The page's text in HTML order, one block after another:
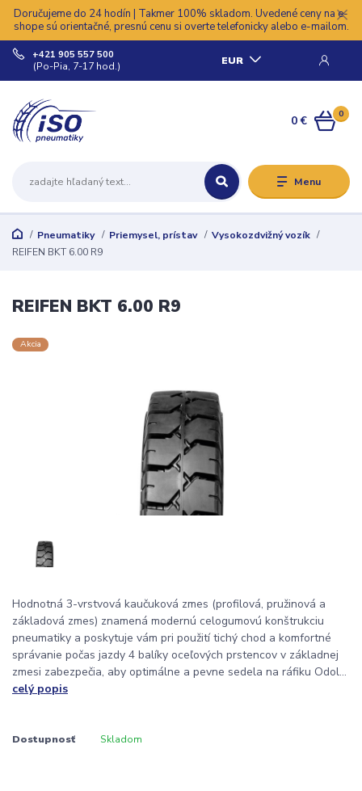
Doručujeme do 24 hodín | Takmer 100% skladom. Uvedené ceny na e-
shope sú orientačné, presnú cenu si overte telefonicky alebo e-mailom.
Menu
EUR
+421 905 557 500
(Po-Pia, 7-17 hod.)
0
0 €
Pneumatiky Priemysel, prístav
Vysokozdvižný vozík
REIFEN BKT 6.00 R9
REIFEN BKT 6.00 R9
Akcia
Hodnotná 3-vrstvová kaučuková zmes (profilová, pružinová a
základová zmes) znamená modernú celogumovú konštrukciu
pneumatiky a poskytuje vám pri použití tichý chod a komfortné
správanie počas jazdy 4 balíky oceľových prstencov v základnej
zmesi zabezpečia, aby optimálne a pevne sedela na ráfiku Odol...
celý popis
Dostupnosť Skladom